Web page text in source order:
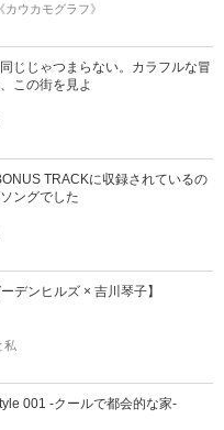
ウカモグラフ》
同じじゃつまらない。カラフルな冒
この街を見よ
TRACKに収録されているの
ングでした
デンヒルズ × 吉川琴子】
私
001 -クールで都会的な家-